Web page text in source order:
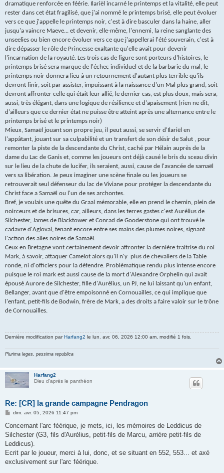
dramatique renforcée en féérie. Ilariël incarné le printemps et la vitalité, elle peut
rester dans cet état fragilisé, que j'ai nommé le printemps brisé, elle peut évoluer
vers ce que j'appelle le printemps noir, c'est à dire basculer dans la haine, aller
jusqu'a vaincre Maeve... et devenir, elle-même, l'ennemi, la reine sanglante des
unseelies ou bien encore évoluer vers ce que j'appellerai l'été souverain, c'est à
dire dépasser le rôle de Princesse exaltante qu'elle avait pour devenir
l'incarnation de la royauté. Les trois cas de figure sont porteurs d'histoires, le
printemps brisé sera marque de l'échec individuel et de la barbarie du mal, le
printemps noir donnera lieu à un retournement d'autant plus terrible qu'ils
devront finir, soit par assister, impuissant à la naissance d'un Mal plus grand, soit
devront affronter celle qui était leur allié, le dernier cas, est plus doux, mais sera,
aussi, très élégant, dans une logique de résilience et d'apaisement (rien ne dit,
d'ailleurs que ce dernier état ne puisse être atteint après une alternance entre le
printemps brisé et le printemps noir)
Mieux, Samaël jouant son propre jeu, il peut aussi, se servir d'Ilariël en
l'appâtant, jouant sur sa culpabilité et un transfert de son désir de Salut , pour
remonter la piste de la descendante du Christ, caché par Hélain auprès de la
dame du Lac de Ganis et, comme les joueurs ont déjà causé le bris du sceau divin
sur le lieu de la chute de lucifer, ils seraient, aussi, cause de l'avancée de samaël
vers sa libération. Je peux imaginer une scène finale ou les joueurs se
retrouverait seul défenseur du lac de Viviane pour protéger la descendante du
Christ face a Samaël ou l'un de ses archontes.
Bref, je voulais une quête du Graal mémorable, elle en prend le chemin, plein de
noirceurs et de brisures, car, ailleurs, dans les terres gastes c'est Aurélius de
Silchester, James de Blacktower et Conrad de Gooderstone qui ont trouvé le
cadavre d'Agloval, tenant encore entre ses mains des plumes noires, signant
l'action des ailes noires de Samaël.
Ceux en Bretagne vont certainement devoir affronter la dernière traitrise du roi
Mark, à savoir, attaquer Camelot alors qu'il n'y plus de chevaliers de la Table
ronde, ni d'officiers pour la défendre. Problématique rendu plus intense encore
puisque le roi mark est aussi cause de la mort d'Alexandre Orphelin qui avait
épousé Aurore de Silchester, fille d'Aurélius, un PJ, ne lui laissant qu'un enfant,
Bellanger, avant que d'être empoisonné en Cornouailles, ce qui implique que
l'enfant, petit-fils de Bodwin, frère de Mark, a des droits a faire valoir sur le trône
de Cornouailles.
Dernière modification parHarfang2 le lun. avr. 06, 2026 12:00 am, modifié 1 fois.
Plurima leges, pessima republica
Harfang2
Dieu d'après le panthéon
Re: [CR] la grande campagne Pendragon
M
s
a
g
dim. avr. 05, 2026 11:47 pm
Concernant l'arc féérique, je mets, ici, les mémoires de Leddicus de
Silchester (G3, fils d'Aurélius, petit-fils de Marcu, arrière petit-fils de
Leddicus).
Ecrit par le joueur, merci à lui, donc, et se situant en 552, 553... et axé
exclusivement sur l'arc féérique.